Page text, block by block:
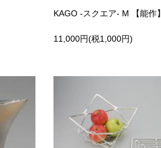
KAGO -スクエア- M 【能作】
11,000円(税1,000円)